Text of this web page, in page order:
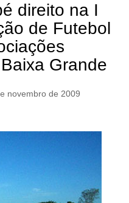
direito na I
de Futebol
Grande
novembro de 2009